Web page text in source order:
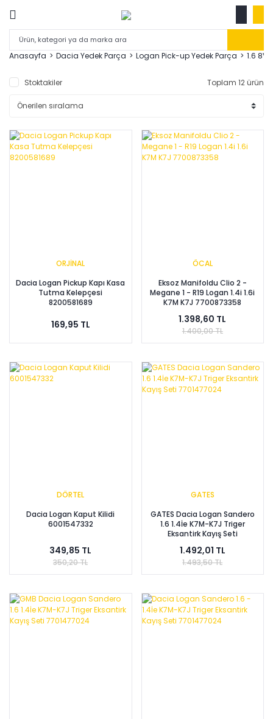
Anasayfa Dacia Yedek Parça Logan Pick-up Yedek Parça 1.6 8V
Stoktakiler Toplam 12 ürün
ORJİNAL
Dacia Logan Pickup Kapı Kasa
Tutma Kelepçesi
8200581689
169,95 TL
ÖCAL
Eksoz Manifoldu Clio 2 -
Megane 1 - R19 Logan 1.4i 1.6i
K7M K7J 7700873358
1.398,60 TL
1.400,00 TL
DÖRTEL
Dacia Logan Kaput Kilidi
6001547332
349,85 TL
350,20 TL
GATES
GATES Dacia Logan Sandero
1.6 1.4İe K7M-K7J Triger
Eksantirk Kayış Seti
1.492,01 TL
1.493,50 TL